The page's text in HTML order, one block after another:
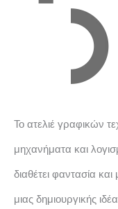
Το ατελιέ γραφικών
μηχανήματα και
διαθέτει φαντασία
μιας δημιουργικής